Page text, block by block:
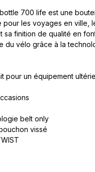
700 life est une
les voyages en ville,
sa finition de qualité en
du vélo grâce à la
pour un équipement
belt only
vissé